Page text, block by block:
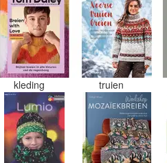
kleding truien